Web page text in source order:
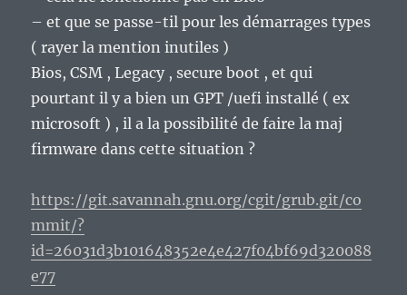
– et que se passe-til pour les démarrages types
( rayer la mention inutiles )
Bios, CSM , Legacy , secure boot , et qui
pourtant il y a bien un GPT /uefi installé ( ex
microsoft ) , il a la possibilité de faire la maj
firmware dans cette situation ?
https://git.savannah.gnu.org/cgit/grub.git/co
mmit/?
id=26031d3b101648352e4e427f04bf69d320088
e77